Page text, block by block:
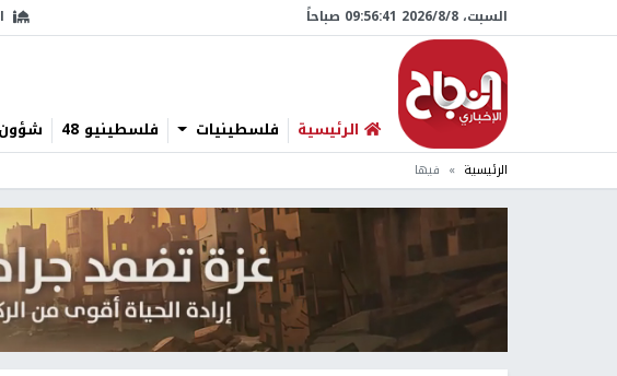
السبت، 8/‏8/‏2026 09:56:41 صباحاً
الرئيسية فلسطينيات فلسطينيو 48 شؤون
الرئيسية فيها